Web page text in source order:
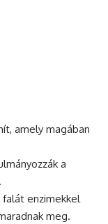
amely magában
a
enzimekkel
meg.